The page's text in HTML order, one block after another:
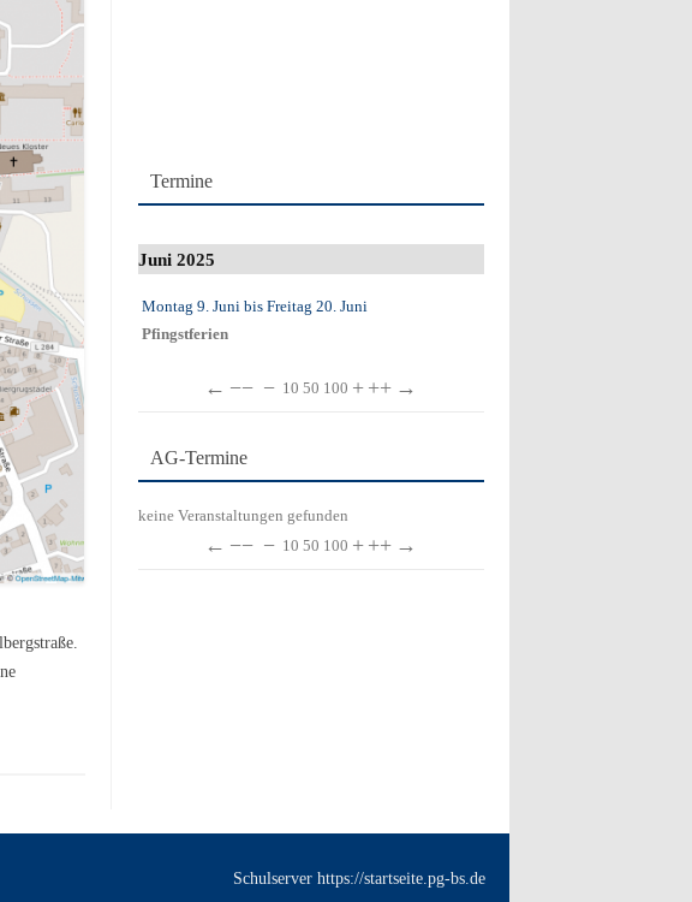
Termine
Juni 2025
Montag 9. Junibis Freitag 20. Juni
Pfingstferien
← −− − 10 50 100 + ++ →
AG-Termine
keine Veranstaltungen gefunden
← −− − 10 50 100 + ++ →
Schulserver https://startseite.pg-bs.de